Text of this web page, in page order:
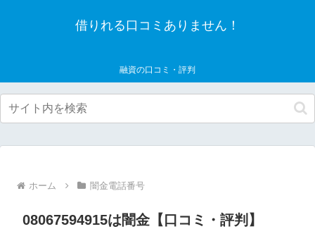
借りれる口コミありません！
融資の口コミ・評判
ホーム 闇金電話番号
08067594915は闇金【口コミ・評判】